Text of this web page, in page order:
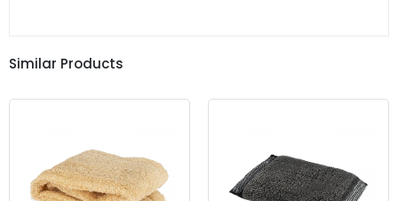
Similar Products